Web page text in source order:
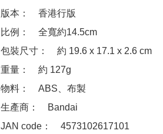
版本：　香港行版
比例：　全寬約14.5cm
包裝尺寸：　約 19.6 x 17.1 x 2.6 cm
重量：　約 127g
物料：　ABS、布製
生產商：　Bandai
JAN code：　4573102617101